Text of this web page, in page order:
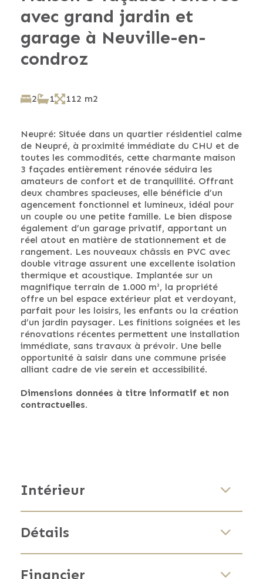
avec grand jardin et
garage à Neuville-en-
condroz
2 1 112 m2
Neupré: Située dans un quartier résidentiel calme
de Neupré, à proximité immédiate du CHU et de
toutes les commodités, cette charmante maison
3 façades entièrement rénovée séduira les
amateurs de confort et de tranquillité. Offrant
deux chambres spacieuses, elle bénéficie d’un
agencement fonctionnel et lumineux, idéal pour
un couple ou une petite famille. Le bien dispose
également d’un garage privatif, apportant un
réel atout en matière de stationnement et de
rangement. Les nouveaux châssis en PVC avec
double vitrage assurent une excellente isolation
thermique et acoustique. Implantée sur un
magnifique terrain de 1.000 m², la propriété
offre un bel espace extérieur plat et verdoyant,
parfait pour les loisirs, les enfants ou la création
d’un jardin paysager. Les finitions soignées et les
rénovations récentes permettent une installation
immédiate, sans travaux à prévoir. Une belle
opportunité à saisir dans une commune prisée
alliant cadre de vie serein et accessibilité.
Dimensions données à titre informatif et non
contractuelles.
Intérieur
Alarme Oui
Détails
Surface habitable 112 m
Financier